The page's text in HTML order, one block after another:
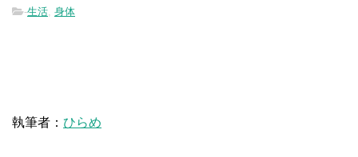
-生活, 身体
執筆者： ひらめ